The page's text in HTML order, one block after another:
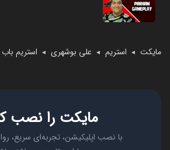
مایکت ◄ استریم ◄ علی بوشهری ◄ استریم
مایکت را نصب
با نصب اپلیکیشن، تجربه‌ای سریع،